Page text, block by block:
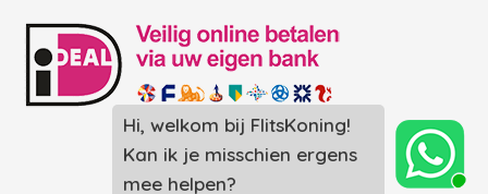
Landingspagina overzicht photobooths
Landingspagina overzicht videobooths
Photobooth huren in Spijkenisse